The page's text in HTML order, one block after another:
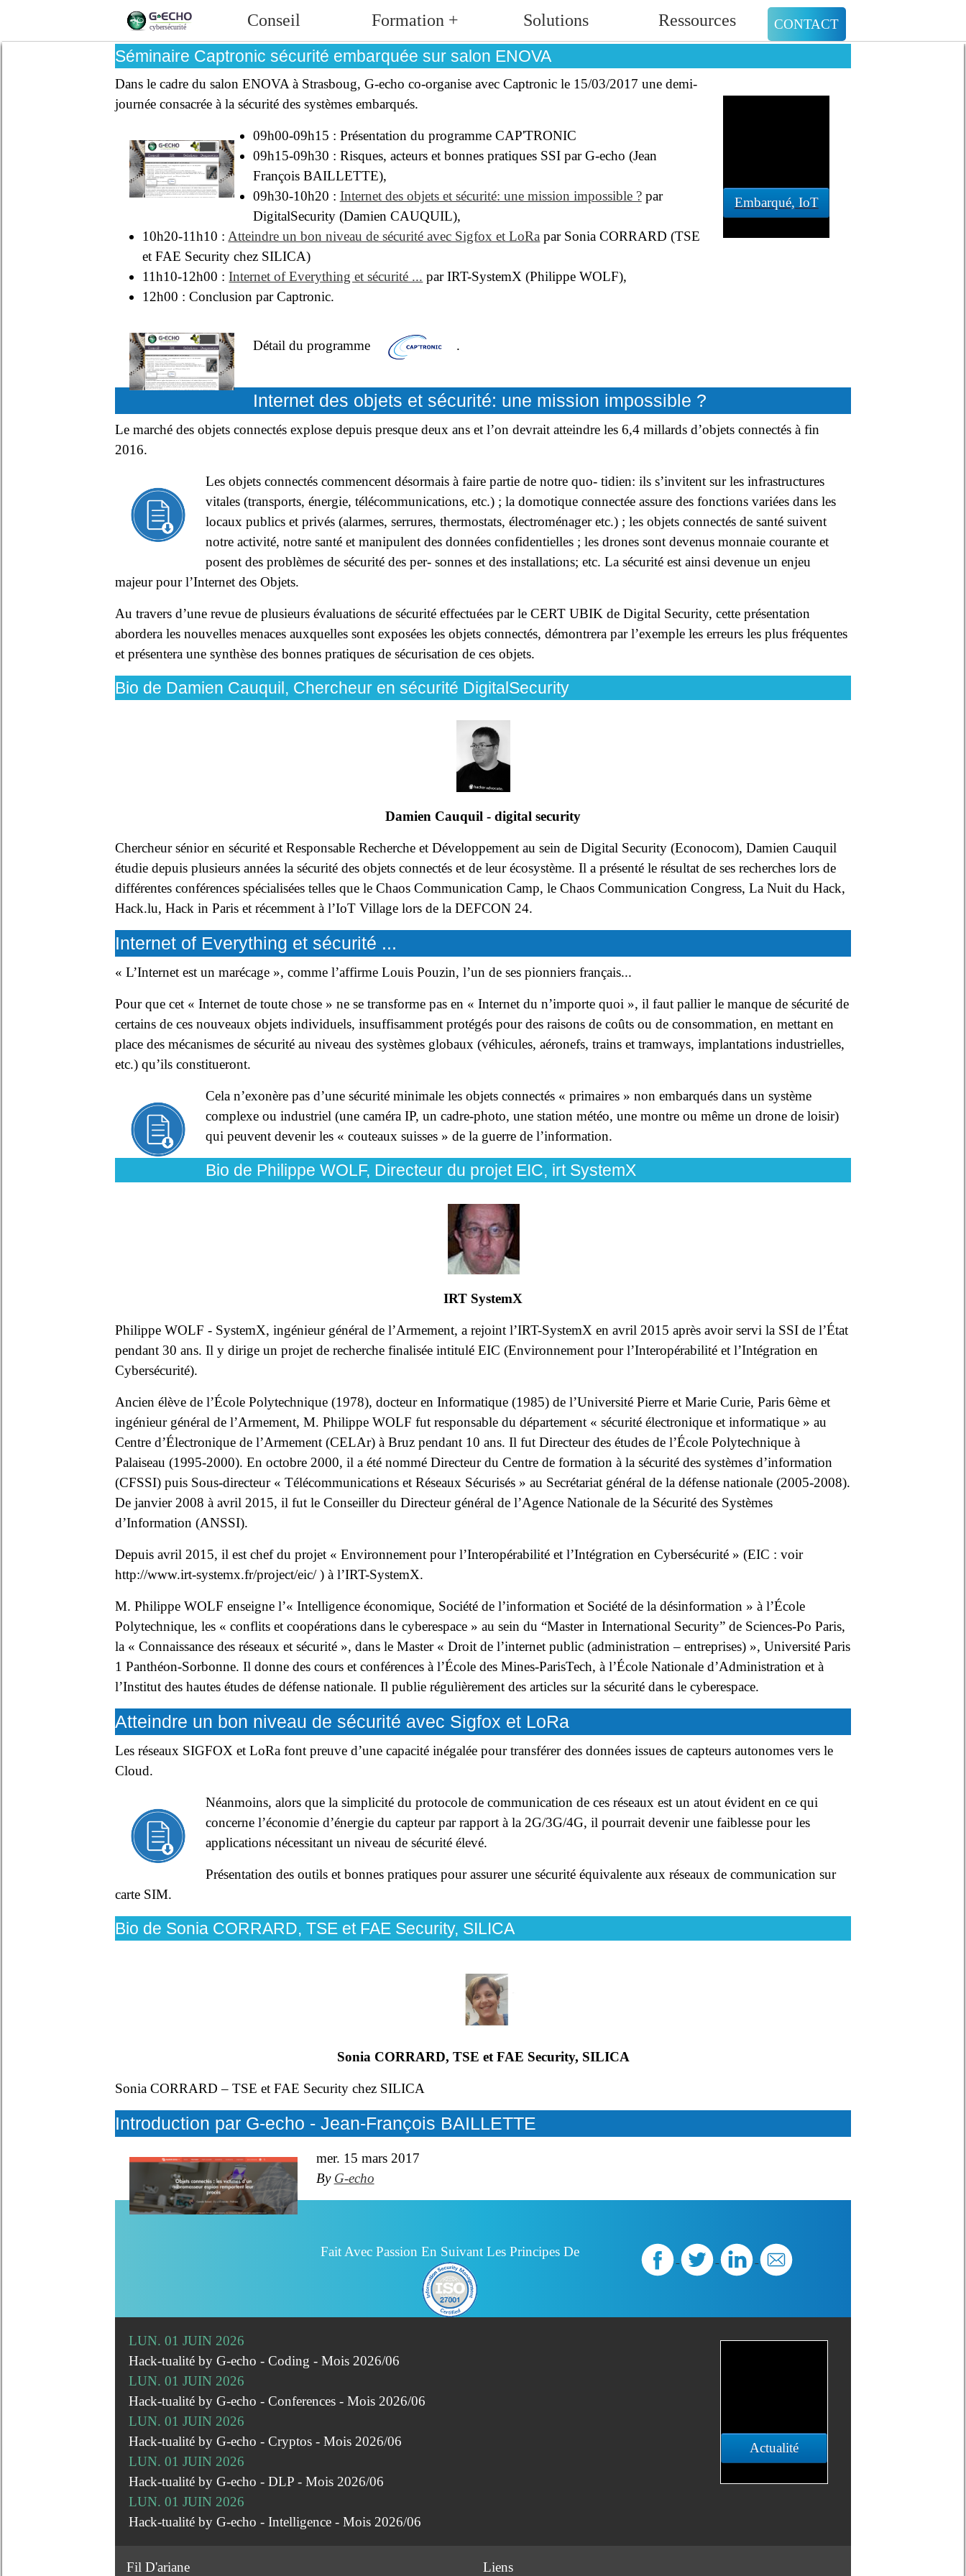
CONTACT
Conseil Formation + Solutions
Ressources
Séminaire Captronic sécurité embarquée sur salon ENOVA
Embarqué, IoT
Dans le cadre du salon ENOVA à Strasboug, G-echo co-organise avec Captronic le 15/03/2017 une demi-
journée consacrée à la sécurité des systèmes embarqués.
09h00-09h15 : Présentation du programme CAP'TRONIC
09h15-09h30 : Risques, acteurs et bonnes pratiques SSI par G-echo (Jean
François BAILLETTE),
09h30-10h20 : Internet des objets et sécurité: une mission impossible ?par
DigitalSecurity (Damien CAUQUIL),
10h20-11h10 :Atteindre un bon niveau de sécurité avec Sigfox et LoRa par Sonia CORRARD (TSE
et FAE Security chez SILICA)
11h10-12h00 :Internet of Everything et sécurité ... par IRT-SystemX (Philippe WOLF),
12h00 : Conclusion par Captronic.
Détail du programme .
Internet des objets et sécurité: une mission impossible ?
Le marché des objets connectés explose depuis presque deux ans et l’on devrait atteindre les 6,4 millards d’objets connectés à fin
2016.
Les objets connectés commencent désormais à faire partie de notre quo- tidien: ils s’invitent sur les infrastructures
vitales (transports, énergie, télécommunications, etc.) ; la domotique connectée assure des fonctions variées dans les
locaux publics et privés (alarmes, serrures, thermostats, électroménager etc.) ; les objets connectés de santé suivent
notre activité, notre santé et manipulent des données confidentielles ; les drones sont devenus monnaie courante et
posent des problèmes de sécurité des per- sonnes et des installations; etc. La sécurité est ainsi devenue un enjeu
majeur pour l’Internet des Objets.
Au travers d’une revue de plusieurs évaluations de sécurité effectuées par le CERT UBIK de Digital Security, cette présentation
abordera les nouvelles menaces auxquelles sont exposées les objets connectés, démontrera par l’exemple les erreurs les plus fréquentes
et présentera une synthèse des bonnes pratiques de sécurisation de ces objets.
Bio de Damien Cauquil, Chercheur en sécurité DigitalSecurity
Damien Cauquil - digital security
Chercheur sénior en sécurité et Responsable Recherche et Développement au sein de Digital Security (Econocom), Damien Cauquil
étudie depuis plusieurs années la sécurité des objets connectés et de leur écosystème. Il a présenté le résultat de ses recherches lors de
différentes conférences spécialisées telles que le Chaos Communication Camp, le Chaos Communication Congress, La Nuit du Hack,
Hack.lu, Hack in Paris et récemment à l’IoT Village lors de la DEFCON 24.
Internet of Everything et sécurité ...
« L’Internet est un marécage », comme l’affirme Louis Pouzin, l’un de ses pionniers français...
Pour que cet « Internet de toute chose » ne se transforme pas en « Internet du n’importe quoi », il faut pallier le manque de sécurité de
certains de ces nouveaux objets individuels, insuffisamment protégés pour des raisons de coûts ou de consommation, en mettant en
place des mécanismes de sécurité au niveau des systèmes globaux (véhicules, aéronefs, trains et tramways, implantations industrielles,
etc.) qu’ils constitueront.
Cela n’exonère pas d’une sécurité minimale les objets connectés « primaires » non embarqués dans un système
complexe ou industriel (une caméra IP, un cadre-photo, une station météo, une montre ou même un drone de loisir)
qui peuvent devenir les « couteaux suisses » de la guerre de l’information.
Bio de Philippe WOLF, Directeur du projet EIC, irt SystemX
IRT SystemX
Philippe WOLF - SystemX, ingénieur général de l’Armement, a rejoint l’IRT-SystemX en avril 2015 après avoir servi la SSI de l’État
pendant 30 ans. Il y dirige un projet de recherche finalisée intitulé EIC (Environnement pour l’Interopérabilité et l’Intégration en
Cybersécurité).
Ancien élève de l’École Polytechnique (1978), docteur en Informatique (1985) de l’Université Pierre et Marie Curie, Paris 6ème et
ingénieur général de l’Armement, M. Philippe WOLF fut responsable du département « sécurité électronique et informatique » au
Centre d’Électronique de l’Armement (CELAr) à Bruz pendant 10 ans. Il fut Directeur des études de l’École Polytechnique à
Palaiseau (1995-2000). En octobre 2000, il a été nommé Directeur du Centre de formation à la sécurité des systèmes d’information
(CFSSI) puis Sous-directeur « Télécommunications et Réseaux Sécurisés » au Secrétariat général de la défense nationale (2005-2008).
De janvier 2008 à avril 2015, il fut le Conseiller du Directeur général de l’Agence Nationale de la Sécurité des Systèmes
d’Information (ANSSI).
Depuis avril 2015, il est chef du projet « Environnement pour l’Interopérabilité et l’Intégration en Cybersécurité » (EIC : voir
http://www.irt-systemx.fr/project/eic/ ) à l’IRT-SystemX.
M. Philippe WOLF enseigne l’« Intelligence économique, Société de l’information et Société de la désinformation » à l’École
Polytechnique, les « conflits et coopérations dans le cyberespace » au sein du “Master in International Security” de Sciences-Po Paris,
la « Connaissance des réseaux et sécurité », dans le Master « Droit de l’internet public (administration – entreprises) », Université Paris
1 Panthéon-Sorbonne. Il donne des cours et conférences à l’École des Mines-ParisTech, à l’École Nationale d’Administration et à
l’Institut des hautes études de défense nationale. Il publie régulièrement des articles sur la sécurité dans le cyberespace.
Atteindre un bon niveau de sécurité avec Sigfox et LoRa
Les réseaux SIGFOX et LoRa font preuve d’une capacité inégalée pour transférer des données issues de capteurs autonomes vers le
Cloud.
Néanmoins, alors que la simplicité du protocole de communication de ces réseaux est un atout évident en ce qui
concerne l’économie d’énergie du capteur par rapport à la 2G/3G/4G, il pourrait devenir une faiblesse pour les
applications nécessitant un niveau de sécurité élevé.
Présentation des outils et bonnes pratiques pour assurer une sécurité équivalente aux réseaux de communication sur
carte SIM.
Bio de Sonia CORRARD, TSE et FAE Security, SILICA
Sonia CORRARD, TSE et FAE Security, SILICA
Sonia CORRARD – TSE et FAE Security chez SILICA
Introduction par G-echo - Jean-François BAILLETTE
mer. 15 mars 2017
By G-echo
Fait Avec Passion En Suivant Les Principes De
Actualité
LUN. 01 JUIN 2026
Hack-tualité by G-echo - Coding - Mois 2026/06
LUN. 01 JUIN 2026
Hack-tualité by G-echo - Conferences - Mois 2026/06
LUN. 01 JUIN 2026
Hack-tualité by G-echo - Cryptos - Mois 2026/06
LUN. 01 JUIN 2026
Hack-tualité by G-echo - DLP - Mois 2026/06
LUN. 01 JUIN 2026
Hack-tualité by G-echo - Intelligence - Mois 2026/06
Fil D'ariane Liens